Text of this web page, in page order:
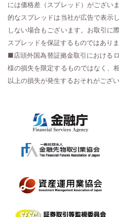
には価格差（スプレッド）がござい
的なスプレッドは当社が広告で表示
しない場合もございます。お取引に
スプレッドを保証するものではありま
■店頭外国為替証拠金取引における
様の損失を限定するものではなく、
以上の損失が発生するおそれがござい